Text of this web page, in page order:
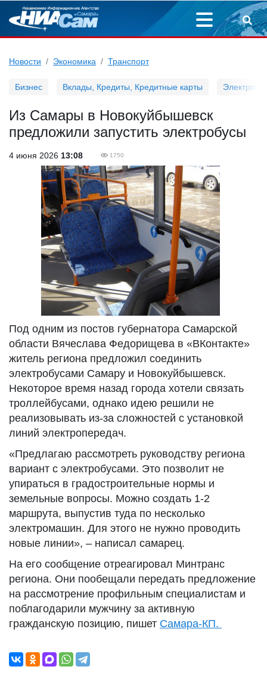
Новости Экономика Транспорт
Бизнес Вклады, Кредиты, Кредитные карты
Из Самары в Новокуйбышевск
предложили запустить электробусы
4 июня 2026 13:08 1750
Под одним из постов губернатора Самарской
области Вячеслава Федорищева в «ВКонтакте»
житель региона предложил соединить
электробусами Самару и Новокуйбышевск.
Некоторое время назад города хотели связать
троллейбусами, однако идею решили не
реализовывать из-за сложностей с установкой
линий электропередач.
«Предлагаю рассмотреть руководству региона
вариант с электробусами. Это позволит не
упираться в градостроительные нормы и
земельные вопросы. Можно создать 1-2
маршрута, выпустив туда по несколько
электромашин. Для этого не нужно проводить
новые линии», – написал самарец.
На его сообщение отреагировал Минтранс
региона. Они пообещали передать предложение
на рассмотрение профильным специалистам и
поблагодарили мужчину за активную
гражданскую позицию, пишет Самара-КП.